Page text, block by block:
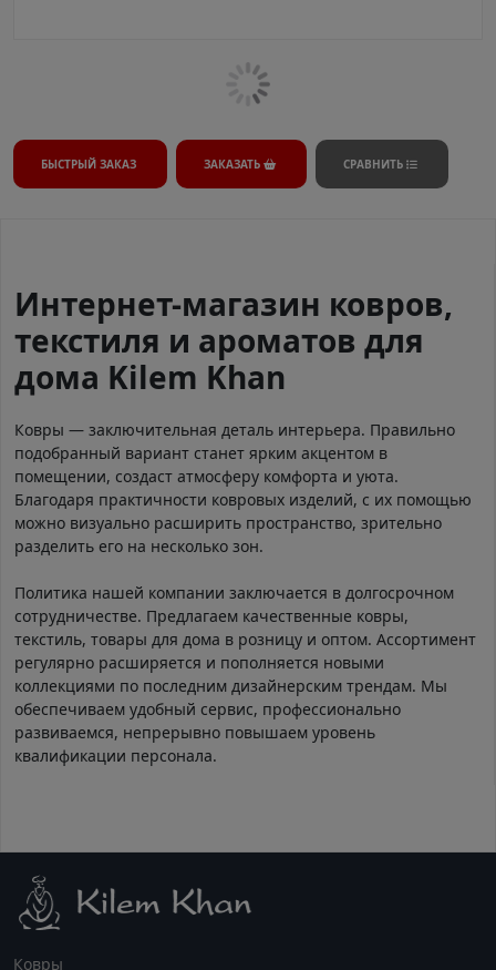
БЫСТРЫЙ ЗАКАЗ ЗАКАЗАТЬ СРАВНИТЬ
Интернет-магазин ковров,
текстиля и ароматов для
дома Kilem Khan
Ковры — заключительная деталь интерьера. Правильно
подобранный вариант станет ярким акцентом в
помещении, создаст атмосферу комфорта и уюта.
Благодаря практичности ковровых изделий, с их помощью
можно визуально расширить пространство, зрительно
разделить его на несколько зон.
Политика нашей компании заключается в долгосрочном
сотрудничестве. Предлагаем качественные ковры,
текстиль, товары для дома в розницу и оптом. Ассортимент
регулярно расширяется и пополняется новыми
коллекциями по последним дизайнерским трендам. Мы
обеспечиваем удобный сервис, профессионально
развиваемся, непрерывно повышаем уровень
квалификации персонала.
Ковры